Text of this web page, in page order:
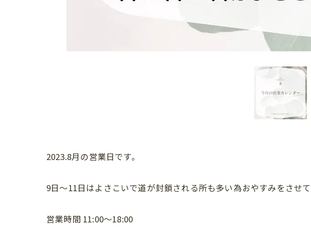
2023.8月の営業日です。
9日〜11日はよさこいで道が封鎖される所も多い為おやすみをさせて
営業時間 11:00〜18:00